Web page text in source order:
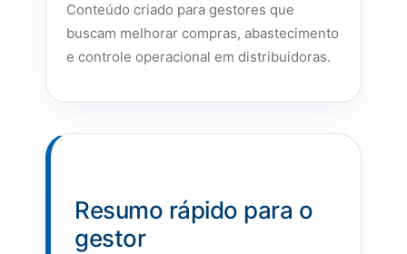
Conteúdo criado para gestores que
buscam melhorar compras, abastecimento
e controle operacional em distribuidoras.
Resumo rápido para o
gestor